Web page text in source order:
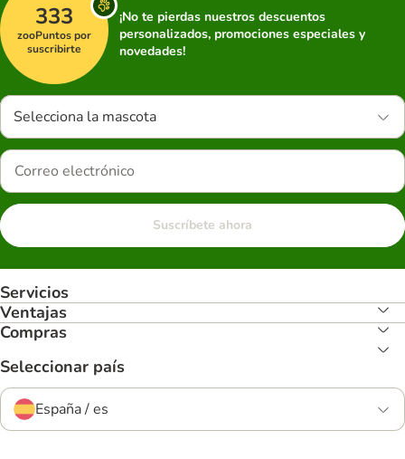
333
zooPuntos por
suscribirte
¡No te pierdas nuestros descuentos
personalizados, promociones especiales y
novedades!
Selecciona la mascota
Suscríbete ahora
Servicios
Ventajas
Compras
Seleccionar país
España / es